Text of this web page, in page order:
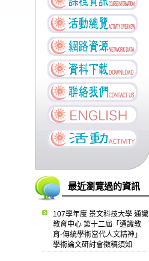
最近瀏覽過的資訊
107學年度 景文科技大學 通識
教育中心 第十二屆「通識教
育-傳統學術當代人文精神」
學術論文研討會徵稿須知